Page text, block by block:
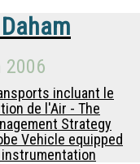
2006
incluant le
de l'Air - The
Strategy
Vehicle equipped